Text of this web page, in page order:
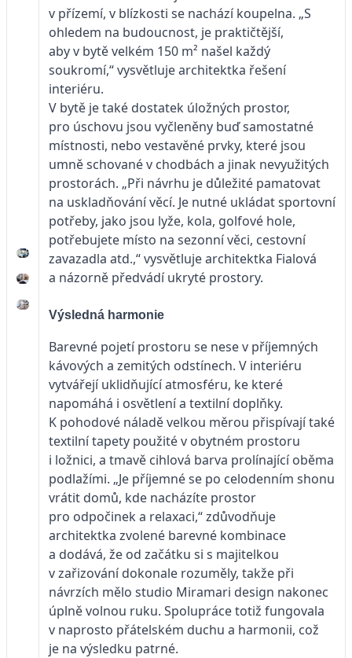
v přízemí, v blízkosti se nachází koupelna. „S
ohledem na budoucnost, je praktičtější,
aby v bytě velkém 150 m² našel každý
soukromí,“ vysvětluje architektka řešení
interiéru.
V bytě je také dostatek úložných prostor,
pro úschovu jsou vyčleněny buď samostatné
místnosti, nebo vestavěné prvky, které jsou
umně schované v chodbách a jinak nevyužitých
prostorách. „Při návrhu je důležité pamatovat
na uskladňování věcí. Je nutné ukládat sportovní
potřeby, jako jsou lyže, kola, golfové hole,
potřebujete místo na sezonní věci, cestovní
zavazadla atd.,“ vysvětluje architektka Fialová
a názorně předvádí ukryté prostory.
Výsledná harmonie
Barevné pojetí prostoru se nese v příjemných
kávových a zemitých odstínech. V interiéru
vytvářejí uklidňující atmosféru, ke které
napomáhá i osvětlení a textilní doplňky.
K pohodové náladě velkou měrou přispívají také
textilní tapety použité v obytném prostoru
i ložnici, a tmavě cihlová barva prolínající oběma
podlažími. „Je příjemné se po celodenním shonu
vrátit domů, kde nacházíte prostor
pro odpočinek a relaxaci,“ zdůvodňuje
architektka zvolené barevné kombinace
a dodává, že od začátku si s majitelkou
v zařizování dokonale rozuměly, takže při
návrzích mělo studio Miramari design nakonec
úplně volnou ruku. Spolupráce totiž fungovala
v naprosto přátelském duchu a harmonii, což
je na výsledku patrné.